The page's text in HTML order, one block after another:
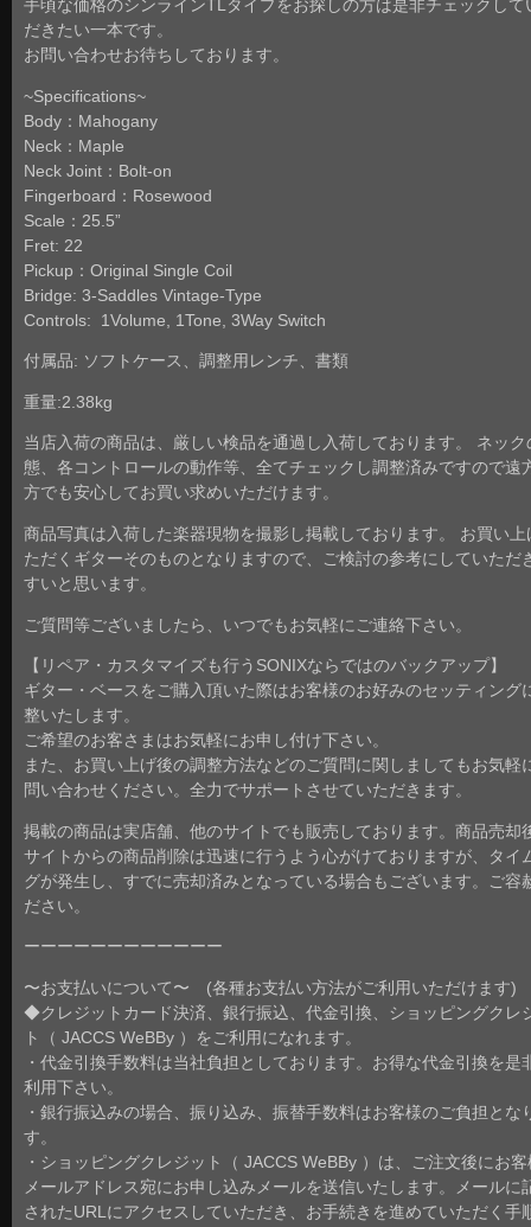
手頃な価格のシンラインTLタイプをお探しの方は是非チェックして
だきたい一本です。
お問い合わせお待ちしております。
~Specifications~
Body：Mahogany
Neck：Maple
Neck Joint：Bolt-on
Fingerboard：Rosewood
Scale：25.5”
Fret: 22
Pickup：Original Single Coil
Bridge: 3-Saddles Vintage-Type
Controls: 1Volume, 1Tone, 3Way Switch
付属品: ソフトケース、調整用レンチ、書類
重量:2.38kg
当店入荷の商品は、厳しい検品を通過し入荷しております。 ネック
態、各コントロールの動作等、全てチェックし調整済みですので遠
方でも安心してお買い求めいただけます。
商品写真は入荷した楽器現物を撮影し掲載しております。 お買い上
ただくギターそのものとなりますので、ご検討の参考にしていただ
すいと思います。
ご質問等ございましたら、いつでもお気軽にご連絡下さい。
【リペア・カスタマイズも行うSONIXならではのバックアップ】
ギター・ベースをご購入頂いた際はお客様のお好みのセッティング
整いたします。
ご希望のお客さまはお気軽にお申し付け下さい。
また、お買い上げ後の調整方法などのご質問に関しましてもお気軽
問い合わせください。全力でサポートさせていただきます。
掲載の商品は実店舗、他のサイトでも販売しております。商品売却
サイトからの商品削除は迅速に行うよう心がけておりますが、タイ
グが発生し、すでに売却済みとなっている場合もございます。ご容
ださい。
ーーーーーーーーーーーー
〜お支払いについて〜 (各種お支払い方法がご利用いただけます)
◆クレジットカード決済、銀行振込、代金引換、ショッピングクレ
ト（ JACCS WeBBy ）をご利用になれます。
・代金引換手数料は当社負担としております。お得な代金引換を是
利用下さい。
・銀行振込みの場合、振り込み、振替手数料はお客様のご負担とな
す。
・ショッピングクレジット（ JACCS WeBBy ）は、ご注文後にお
メールアドレス宛にお申し込みメールを送信いたします。メールに
されたURLにアクセスしていただき、お手続きを進めていただく手